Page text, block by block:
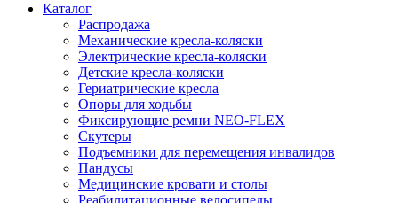
Каталог
Распродажа
Механические кресла-коляски
Электрические кресла-коляски
Детские кресла-коляски
Гериатрические кресла
Опоры для ходьбы
Фиксирующие ремни NEO-FLEX
Скутеры
Подъемники для перемещения инвалидов
Пандусы
Медицинские кровати и столы
Реабилитационные велосипеды